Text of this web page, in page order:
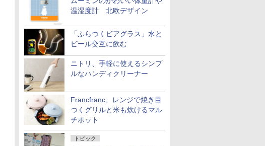
温湿度計 北欧デザイン
「ふらつくビアグラス」水と
ビール交互に飲む
ニトリ、手軽に使えるシンプ
ルなハンディクリーナー
Francfranc、レンジで焼き目
つくグリルと米も炊けるマル
チポット
トピック